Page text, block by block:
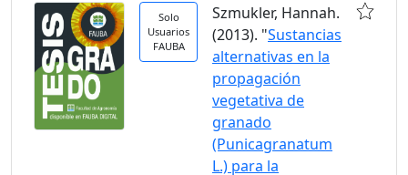
Solo
Usuarios
FAUBA
Szmukler, Hannah.
(2013). "Sustancias
alternativas en la
propagación
vegetativa de
granado
(Punicagranatum
L.) para la